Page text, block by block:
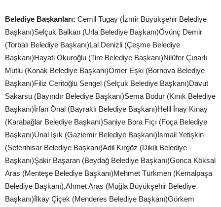
Belediye Başkanları: Cemil Tugay (İzmir Büyükşehir Belediye
Başkanı)Selçuk Balkan (Urla Belediye Başkanı)Övünç Demir
(Torbalı Belediye Başkanı)Lal Denizli (Çeşme Belediye
Başkanı)Hayati Okuroğlu (Tire Belediye Başkanı)Nilüfer Çınarlı
Mutlu (Konak Belediye Başkanı)Ömer Eşki (Bornova Belediye
Başkanı)Filiz Ceritoğlu Sengel (Selçuk Belediye Başkanı)Davut
Sakarsu (Bayındır Belediye Başkanı)Sema Bodur (Kınık Belediye
Başkanı)İrfan Önal (Bayraklı Belediye Başkanı)Helil İnay Kınay
(Karabağlar Belediye Başkanı)Saniye Bora Fıçı (Foça Belediye
Başkanı)Ünal Işık (Gaziemir Belediye Başkanı)İsmail Yetişkin
(Seferihisar Belediye Başkanı)Adil Kırgöz (Dikili Belediye
Başkanı)Şakir Başaran (Beydağ Belediye Başkanı)Gonca Köksal
Aras (Menteşe Belediye Başkanı)Mehmet Türkmen (Kemalpaşa
Belediye Başkanı),Ahmet Aras (Muğla Büyükşehir Belediye
Başkanı)İlkay Çiçek (Menderes Belediye Başkanı)Görkem